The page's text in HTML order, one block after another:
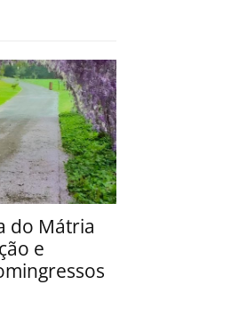
do Mátria
e